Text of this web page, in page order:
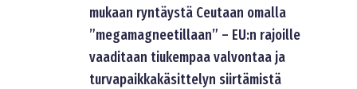
mukaan ryntäystä Ceutaan omalla
”megamagneetillaan” – EU:n rajoille
vaaditaan tiukempaa valvontaa ja
turvapaikkakäsittelyn siirtämistä